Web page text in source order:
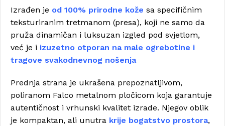
Izrađen je od 100% prirodne kože sa specifičnim
teksturiranim tretmanom (presa), koji ne samo da
pruža dinamičan i luksuzan izgled pod svjetlom,
već je i izuzetno otporan na male ogrebotine i
tragove svakodnevnog nošenja
Prednja strana je ukrašena prepoznatljivom,
poliranom Falco metalnom pločicom koja garantuje
autentičnost i vrhunski kvalitet izrade. Njegov oblik
je kompaktan, ali unutra krije bogatstvo prostora,